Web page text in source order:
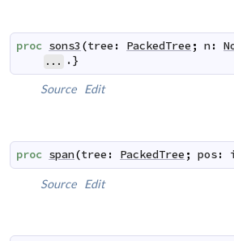
proc sons3 (tree : PackedTree ; n :
... .}
Source Edit
proc span(tree : PackedTree ; pos:
Source Edit